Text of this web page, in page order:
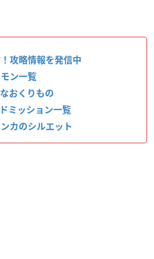
攻略情報を発信中
ン一覧
おくりもの
ミッション一覧
カのシルエット